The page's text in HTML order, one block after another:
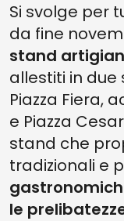
Si svolge per
da fine
stand
allestiti in due
Piazza Fiera,
e Piazza
stand che
tradizionali e
le